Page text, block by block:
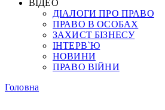
ВІДЕО
ДІАЛОГИ ПРО ПРАВО
ПРАВО В ОСОБАХ
ЗАХИСТ БІЗНЕСУ
ІНТЕРВ`Ю
НОВИНИ
ПРАВО ВІЙНИ
Головна